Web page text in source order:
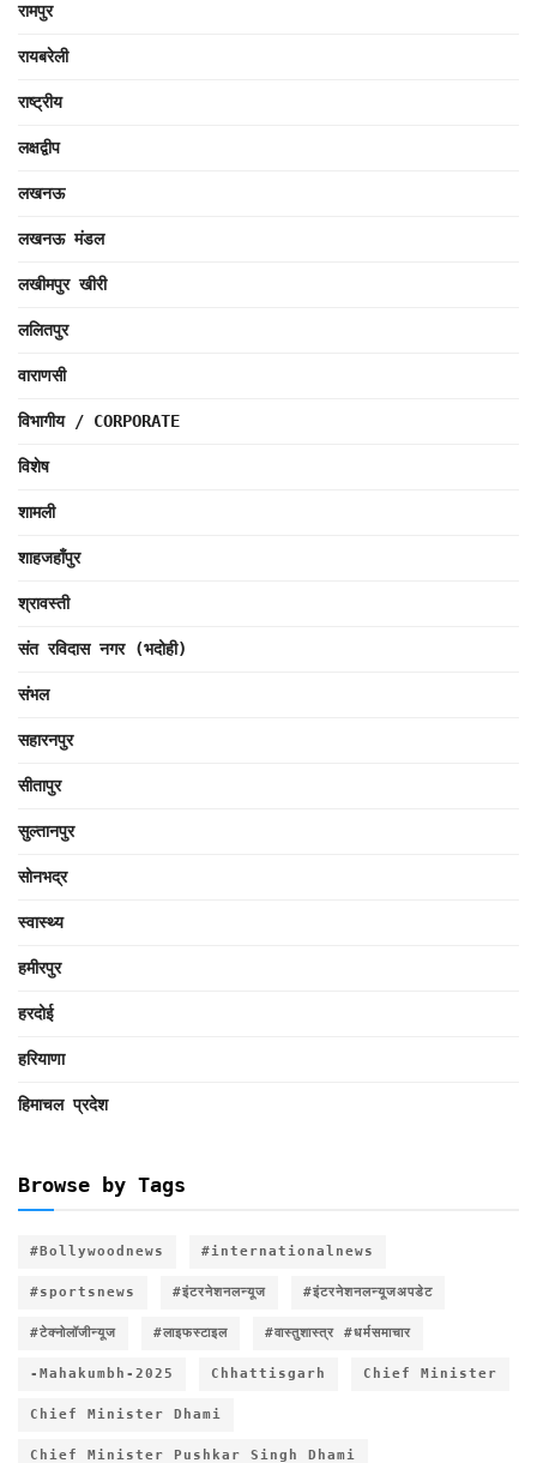
रामपुर
रायबरेली
राष्ट्रीय
लक्षद्वीप
लखनऊ
लखनऊ मंडल
लखीमपुर खीरी
ललितपुर
वाराणसी
विभागीय / CORPORATE
विशेष
शामली
शाहजहाँपुर
श्रावस्ती
संत रविदास नगर (भदोही)
संभल
सहारनपुर
सीतापुर
सुल्तानपुर
सोनभद्र
स्वास्थ्य
हमीरपुर
हरदोई
हरियाणा
हिमाचल प्रदेश
Browse by Tags
#Bollywoodnews #internationalnews
#sportsnews #इंटरनेशनलन्यूज #इंटरनेशनलन्यूजअपडेट
#टेक्नोलॉजीन्यूज #लाइफस्टाइल #वास्तुशास्त्र #धर्मसमाचार
-Mahakumbh-2025 Chhattisgarh Chief Minister
Chief Minister Dhami
Chief Minister Pushkar Singh Dhami